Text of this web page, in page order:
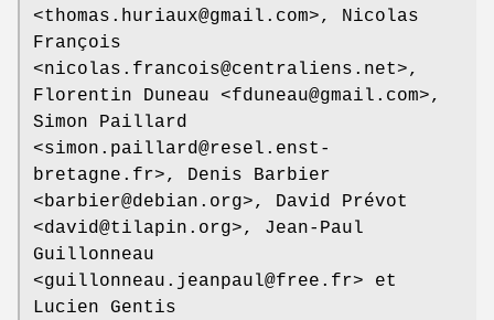
<thomas.huriaux@gmail.com>, Nicolas
François
<nicolas.francois@centraliens.net>,
Florentin Duneau <fduneau@gmail.com>,
Simon Paillard
<simon.paillard@resel.enst-
bretagne.fr>, Denis Barbier
<barbier@debian.org>, David Prévot
<david@tilapin.org>, Jean-Paul
Guillonneau
<guillonneau.jeanpaul@free.fr> et
Lucien Gentis